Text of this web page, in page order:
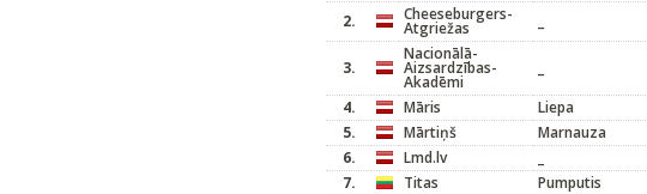
2.
Cheeseburgers-
Atgriežas
3.
Nacionālā-
Aizsardzības-
Akadēmi
4.
Māris Liepa
5.
Mārtiņš Marnauza
6.
Lmd.lv
7.
Titas Pumputis